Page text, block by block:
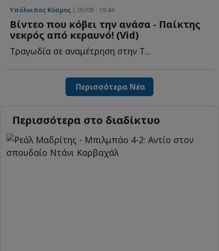
Υπόλοιπος Κόσμος | 05/08 - 19:44
Βίντεο που κόβει την ανάσα - Παίκτης
νεκρός από κεραυνό! (Vid)
Tραγωδία σε αναμέτρηση στην Τ...
Περισσότερα Νέα
Περισσότερα στο διαδίκτυο